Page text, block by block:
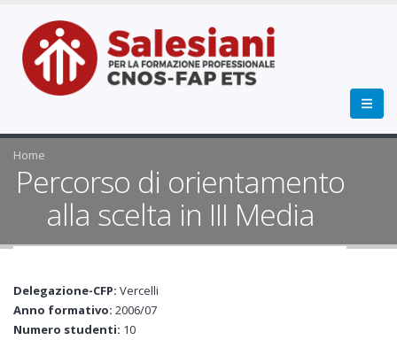
Home
Percorso di orientamento
alla scelta in III Media
Delegazione-CFP: Vercelli
Anno formativo: 2006/07
Numero studenti: 10